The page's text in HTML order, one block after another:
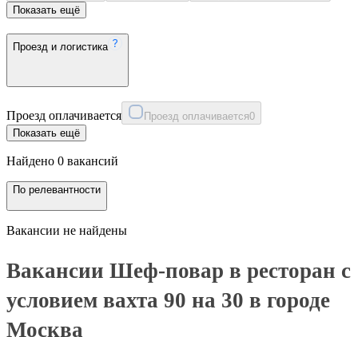
Показать ещё
Проезд и логистика
Проезд оплачивается Проезд оплачивается0
Показать ещё
Найдено 0 вакансий
По релевантности
Вакансии не найдены
Вакансии Шеф-повар в ресторан с
условием вахта 90 на 30 в городе
Москва